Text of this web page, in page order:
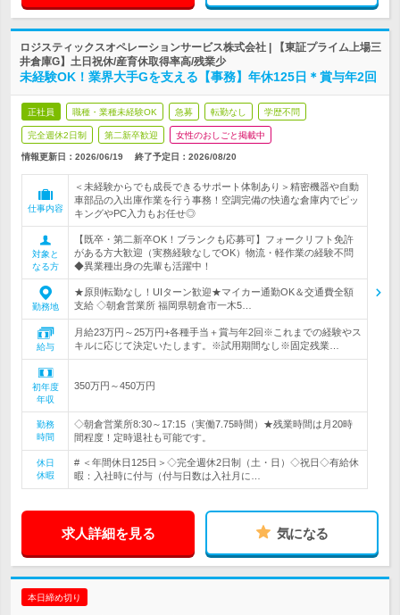
ロジスティックスオペレーションサービス株式会社 | 【東証プライム上場三
井倉庫G】土日祝休/産育休取得率高/残業少
未経験OK！業界大手Gを支える【事務】年休125日＊賞与年2回
正社員 職種・業種未経験OK 急募 転勤なし 学歴不問
完全週休2日制 第二新卒歓迎 女性のおしごと掲載中
情報更新日：2026/06/19 終了予定日： 2026/08/20
仕事内容
＜未経験からでも成長できるサポート体制あり＞精密機器や自動
車部品の入出庫作業を行う事務！空調完備の快適な倉庫内でピッ
キングやPC入力もお任せ◎
対象と
なる方
【既卒・第二新卒OK！ブランクも応募可】フォークリフト免許
がある方大歓迎（実務経験なしでOK）物流・軽作業の経験不問
◆異業種出身の先輩も活躍中！
勤務地
★原則転勤なし！UIターン歓迎★マイカー通勤OK＆交通費全額
支給 ◇朝倉営業所 福岡県朝倉市一木5…
給与
月給23万円～25万円+各種手当＋賞与年2回※これまでの経験やス
キルに応じて決定いたします。※試用期間なし※固定残業…
初年度
年収
350万円～450万円
勤務
時間
◇朝倉営業所8:30～17:15（実働7.75時間）★残業時間は月20時
間程度！定時退社も可能です。
休日
休暇
# ＜年間休日125日＞◇完全週休2日制（土・日）◇祝日◇有給休
暇：入社時に付与（付与日数は入社月に…
求人詳細を見る 気になる
本日締め切り